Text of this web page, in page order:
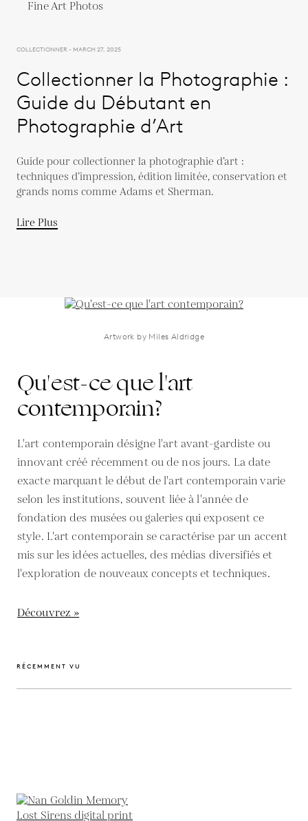
COLLECTIONNER - MARCH 27, 2025
Collectionner la Photographie :
Guide du Débutant en
Photographie d’Art
Guide pour collectionner la photographie d’art :
techniques d’impression, édition limitée, conservation et
grands noms comme Adams et Sherman.
Lire Plus
Artwork by Miles Aldridge
Qu'est-ce que l'art
contemporain?
L'art contemporain désigne l'art avant-gardiste ou
innovant créé récemment ou de nos jours. La date
exacte marquant le début de l'art contemporain varie
selon les institutions, souvent liée à l'année de
fondation des musées ou galeries qui exposent ce
style. L'art contemporain se caractérise par un accent
mis sur les idées actuelles, des médias diversifiés et
l'exploration de nouveaux concepts et techniques.
Découvrez »
RÉCEMMENT VU